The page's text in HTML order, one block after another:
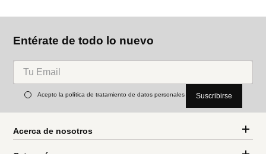
Entérate de todo lo nuevo
Acepto la política de tratamiento de datos personales Suscribirse
Acerca de nosotros